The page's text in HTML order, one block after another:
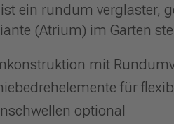
ein rundum verglaster,
(Atrium) im Garten
mit
für
optional